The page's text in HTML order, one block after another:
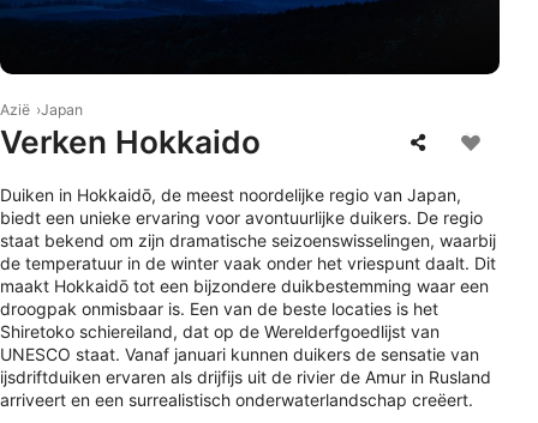
Azië Japan
Verken Hokkaido
Duiken in Hokkaidō, de meest noordelijke regio van Japan,
biedt een unieke ervaring voor avontuurlijke duikers. De regio
staat bekend om zijn dramatische seizoenswisselingen, waarbij
de temperatuur in de winter vaak onder het vriespunt daalt. Dit
maakt Hokkaidō tot een bijzondere duikbestemming waar een
droogpak onmisbaar is. Een van de beste locaties is het
Shiretoko schiereiland, dat op de Werelderfgoedlijst van
UNESCO staat. Vanaf januari kunnen duikers de sensatie van
ijsdriftduiken ervaren als drijfijs uit de rivier de Amur in Rusland
arriveert en een surrealistisch onderwaterlandschap creëert.